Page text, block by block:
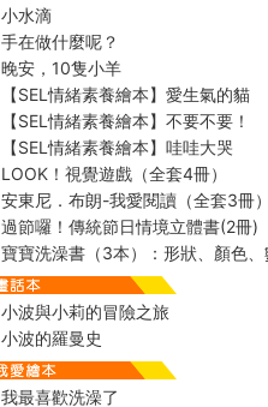
小水滴
手在做什麼呢？
晚安，10隻小羊
【SEL情緒素養繪本】愛生氣的貓
【SEL情緒素養繪本】不要不要！
【SEL情緒素養繪本】哇哇大哭
LOOK！視覺遊戲（全套4冊）
安東尼．布朗-我愛閱讀（全套3冊
過節囉！傳統節日情境立體書(2冊)
寶寶洗澡書（3本）：形狀、顏色、
小波與小莉的冒險之旅
小波的羅曼史
我最喜歡洗澡了